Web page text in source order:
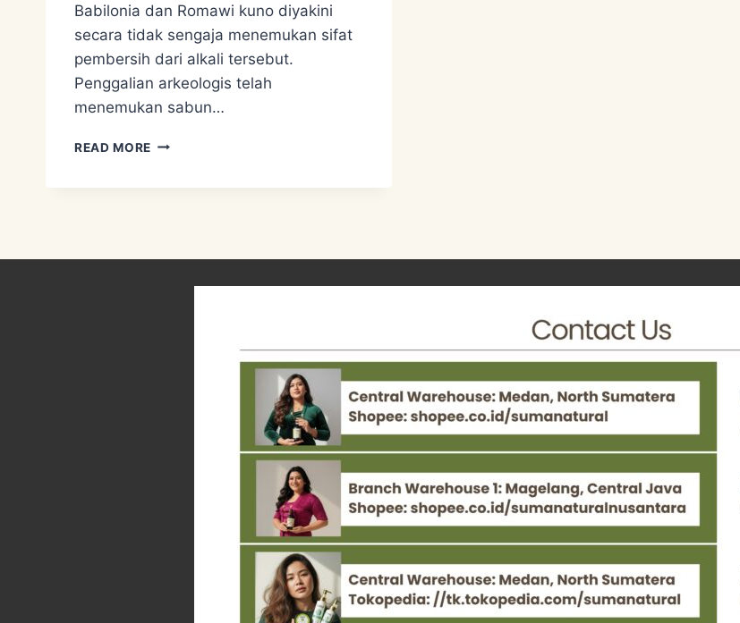
Babilonia dan Romawi kuno diyakini
secara tidak sengaja menemukan sifat
pembersih dari alkali tersebut.
Penggalian arkeologis telah
menemukan sabun…
READ MORE FOOD